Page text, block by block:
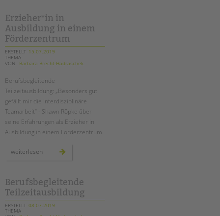
Erzieher*in in
Ausbildung in einem
Förderzentrum
ERSTELLT 15.07.2019
THEMA
VON
Barbara Brecht-Hadraschek
Berufsbegleitende
Teilzeitausbildung: „Besonders gut
gefällt mir die interdisziplinäre
Teamarbeit“ - Shawn Röpke über
seine Erfahrungen als Erzieher in
Ausbildung in einem Förderzentrum.
weiterlesen erzieher*in
förderzentrum
Berufsbegleitende
Teilzeitausbildung
ERSTELLT 08.07.2019
THEMA